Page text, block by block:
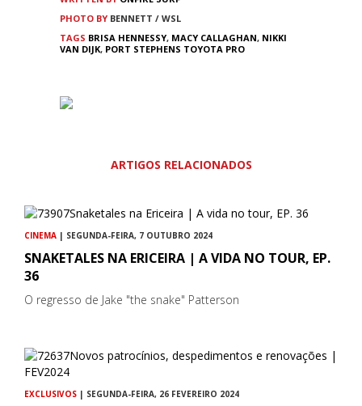
PHOTO BY BENNETT / WSL
TAGS BRISA HENNESSY, MACY CALLAGHAN, NIKKI
VAN DIJK, PORT STEPHENS TOYOTA PRO
ARTIGOS RELACIONADOS
CINEMA | SEGUNDA-FEIRA, 7 OUTUBRO 2024
SNAKETALES NA ERICEIRA | A VIDA NO TOUR, EP.
36
O regresso de Jake "the snake" Patterson
EXCLUSIVOS | SEGUNDA-FEIRA, 26 FEVEREIRO 2024